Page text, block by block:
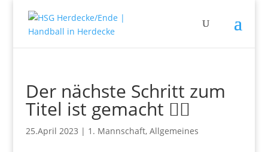
Der nächste Schritt zum
Titel ist gemacht 🤾‍♂️
25.April 2023 | 1. Mannschaft, Allgemeines